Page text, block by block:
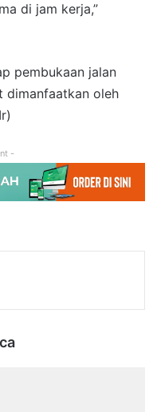
di jam kerja,”
pembukaan jalan
dimanfaatkan oleh
-